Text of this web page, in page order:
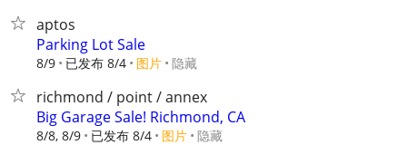
aptos
Parking Lot Sale
8/9 已发布 8/4 图片 隐藏
richmond / point / annex
Big Garage Sale! Richmond, CA
8/8, 8/9 已发布 8/4 图片 隐藏